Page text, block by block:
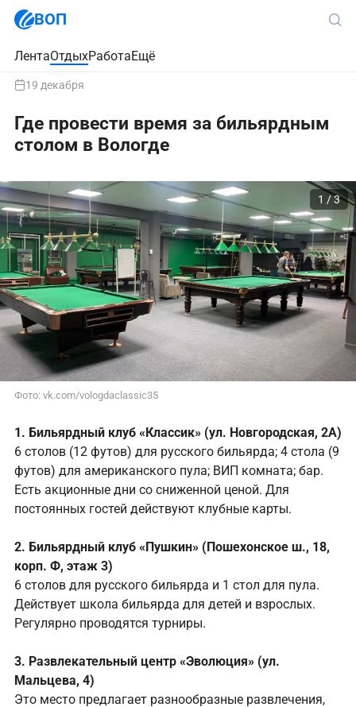
ВОП
ЛентаОтдыхРаботаЕщё
19 декабря
Где провести время за бильярдным
столом в Вологде
Фото: vk.com/vologdaclassic35
1 / 3
1. Бильярдный клуб «Классик» (ул. Новгородская, 2А)
6 столов (12 футов) для русского бильярда; 4 стола (9
футов) для американского пула; ВИП комната; бар.
Есть акционные дни со сниженной ценой. Для
постоянных гостей действуют клубные карты.
2. Бильярдный клуб «Пушкин» (Пошехонское ш., 18,
корп. Ф, этаж 3)
6 столов для русского бильярда и 1 стол для пула.
Действует школа бильярда для детей и взрослых.
Регулярно проводятся турниры.
3. Развлекательный центр «Эволюция» (ул.
Мальцева, 4)
Это место предлагает разнообразные развлечения,